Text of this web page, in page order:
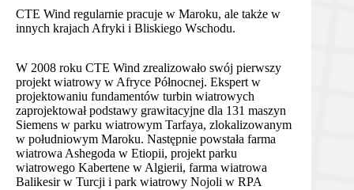
CTE Wind regularnie pracuje w Maroku, ale także w
innych krajach Afryki i Bliskiego Wschodu.
W 2008 roku CTE Wind zrealizowało swój pierwszy
projekt wiatrowy w Afryce Północnej. Ekspert w
projektowaniu fundamentów turbin wiatrowych
zaprojektował podstawy grawitacyjne dla 131 maszyn
Siemens w parku wiatrowym Tarfaya, zlokalizowanym
w południowym Maroku. Następnie powstała farma
wiatrowa Ashegoda w Etiopii, projekt parku
wiatrowego Kabertene w Algierii, farma wiatrowa
Balikesir w Turcji i park wiatrowy Nojoli w RPA